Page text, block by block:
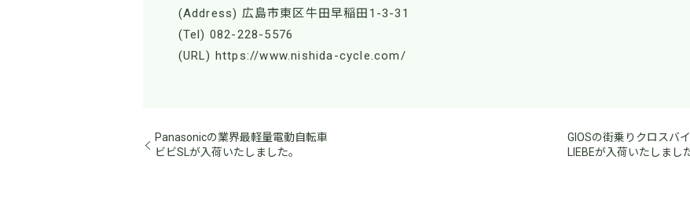
(Address) 広島市東区牛田早稲田1-3-31
(Tel) 082-228-5576
(URL) https://www.nishida-cycle.com/
Panasonicの業界最軽量電動自転車
ビビSLが入荷いたしました。
GIOSの街乗りクロスバ
LIEBEが入荷いたしまし